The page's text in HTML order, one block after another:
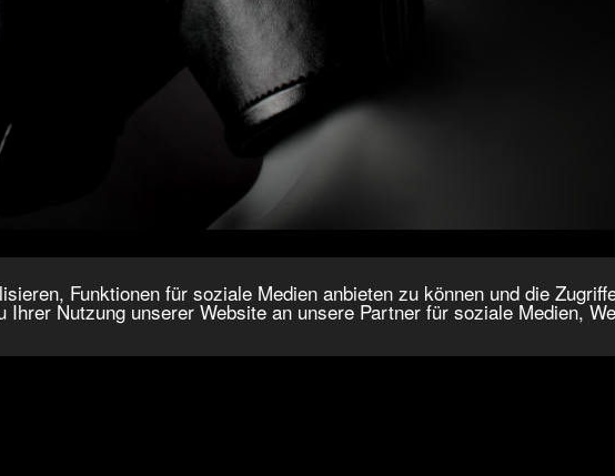
Funktionen für soziale Medien anbieten zu können und die
Nutzung unserer Website an unsere Partner für soziale Medien,